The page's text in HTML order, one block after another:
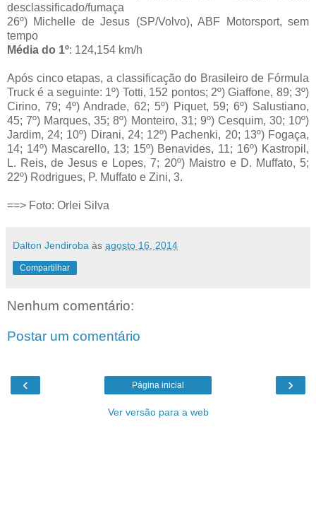
desclassificado/fumaça
26º) Michelle de Jesus (SP/Volvo), ABF Motorsport, sem
tempo
Média do 1º: 124,154 km/h
Após cinco etapas, a classificação do Brasileiro de Fórmula
Truck é a seguinte: 1º) Totti, 152 pontos; 2º) Giaffone, 89; 3º)
Cirino, 79; 4º) Andrade, 62; 5º) Piquet, 59; 6º) Salustiano,
45; 7º) Marques, 35; 8º) Monteiro, 31; 9º) Cesquim, 30; 10º)
Jardim, 24; 10º) Dirani, 24; 12º) Pachenki, 20; 13º) Fogaça,
14; 14º) Mascarello, 13; 15º) Benavides, 11; 16º) Kastropil,
L. Reis, de Jesus e Lopes, 7; 20º) Maistro e D. Muffato, 5;
22º) Rodrigues, P. Muffato e Zini, 3.
==> Foto: Orlei Silva
Dalton Jendiroba às agosto 16, 2014
Compartilhar
Nenhum comentário:
Postar um comentário
‹ ›
Página inicial
Ver versão para a web